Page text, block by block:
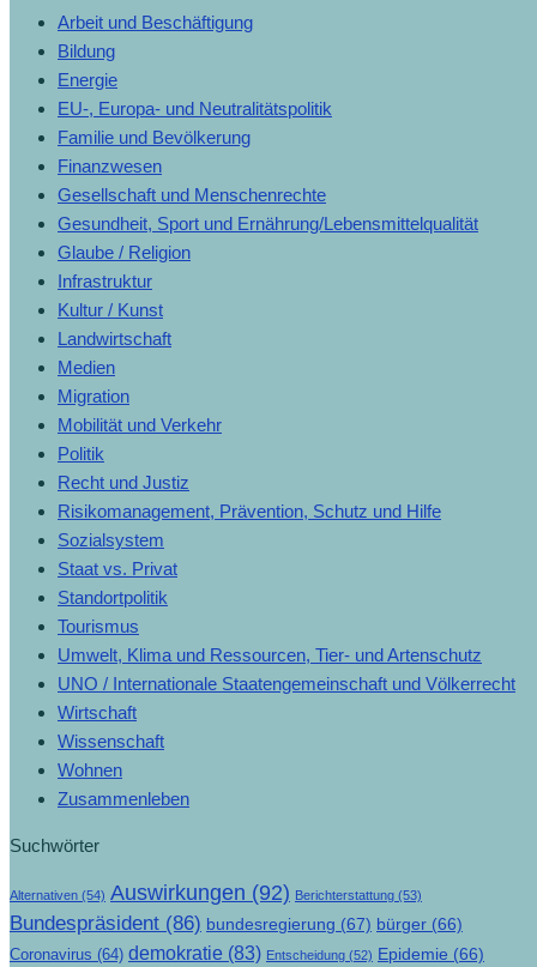
Arbeit und Beschäftigung
Bildung
Energie
EU-, Europa- und Neutralitätspolitik
Familie und Bevölkerung
Finanzwesen
Gesellschaft und Menschenrechte
Gesundheit, Sport und Ernährung/Lebensmittelqualität
Glaube / Religion
Infrastruktur
Kultur / Kunst
Landwirtschaft
Medien
Migration
Mobilität und Verkehr
Politik
Recht und Justiz
Risikomanagement, Prävention, Schutz und Hilfe
Sozialsystem
Staat vs. Privat
Standortpolitik
Tourismus
Umwelt, Klima und Ressourcen, Tier- und Artenschutz
UNO / Internationale Staatengemeinschaft und Völkerrecht
Wirtschaft
Wissenschaft
Wohnen
Zusammenleben
Suchwörter
Alternativen (54) Auswirkungen (92) Berichterstattung (53)
Bundespräsident (86) bundesregierung (67) bürger (66)
Coronavirus (64) demokratie (83) Entscheidung (52) Epidemie (66)